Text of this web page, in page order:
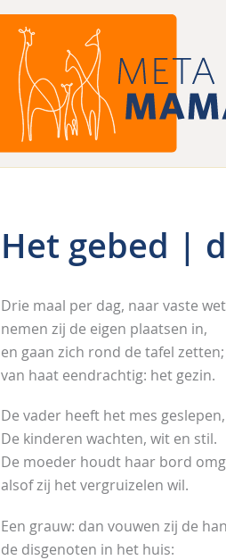
Het gebed |
Drie maal per dag, naar vaste
nemen zij de eigen plaatsen in,
en gaan zich rond de tafel zetten;
van haat eendrachtig: het gezin.
De vader heeft het mes geslepen,
De kinderen wachten, wit en stil.
De moeder houdt haar bord
alsof zij het vergruizelen wil.
Een grauw: dan vouwen zij de
de disgenoten in het huis: